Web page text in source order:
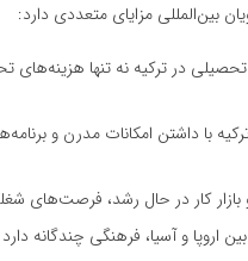
بین‌المللی مزایای متعددی دارد:
در ترکیه نه تنها هزینه‌های
با داشتن امکانات مدرن و
و بازار کار در حال رشد، فرصت‌های
اروپا و آسیا، فرهنگی چندگانه